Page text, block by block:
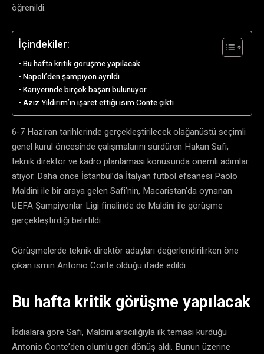
öğrenildi.
İçindekiler:
Bu hafta kritik görüşme yapılacak
Napoli’den şampiyon ayrıldı
Kariyerinde birçok başarı bulunuyor
Aziz Yıldırım’ın işaret ettiği isim Conte çıktı
6-7 Haziran tarihlerinde gerçekleştirilecek olağanüstü seçimli
genel kurul öncesinde çalışmalarını sürdüren Hakan Safi,
teknik direktör ve kadro planlaması konusunda önemli adımlar
atıyor. Daha önce İstanbul’da İtalyan futbol efsanesi Paolo
Maldini ile bir araya gelen Safi’nin, Macaristan’da oynanan
UEFA Şampiyonlar Ligi finalinde de Maldini ile görüşme
gerçekleştirdiği belirtildi.
Görüşmelerde teknik direktör adayları değerlendirilirken öne
çıkan ismin Antonio Conte olduğu ifade edildi.
Bu hafta kritik görüşme yapılacak
İddialara göre Safi, Maldini aracılığıyla ilk teması kurduğu
Antonio Conte’den olumlu geri dönüş aldı. Bunun üzerine